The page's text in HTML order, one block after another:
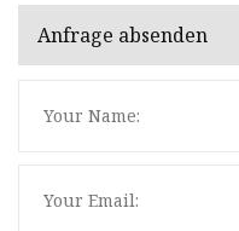
Anfrage absenden